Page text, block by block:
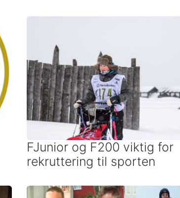
FJunior og F200 viktig for
rekruttering til sporten